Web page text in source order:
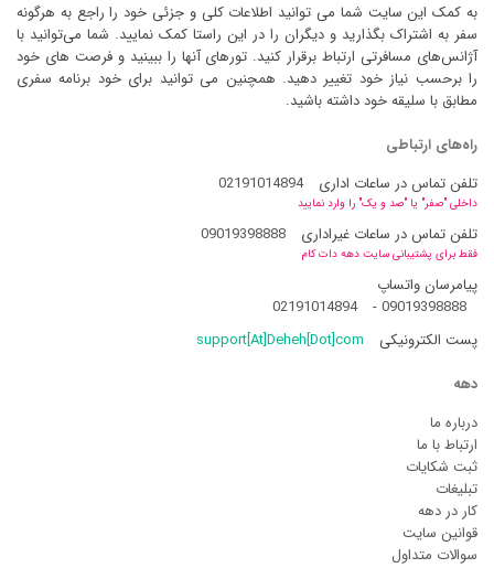
به کمک این سایت شما می توانید اطلاعات کلی و جزئی خود را راجع به هرگونه
سفر به اشتراک بگذارید و دیگران را در این راستا کمک نمایید. شما می‌توانید با
آژانس‌های مسافرتی ارتباط برقرار کنید. تورهای آنها را ببینید و فرصت های خود
را برحسب نیاز خود تغییر دهید. همچنین می توانید برای خود برنامه سفری
مطابق با سلیقه خود داشته باشید.
راه‌های ارتباطی
تلفن تماس در ساعات اداری
02191014894
داخلی "صفر" یا "صد و یک" را وارد نمایید
تلفن تماس در ساعات غیراداری 09019398888
فقط برای پشتیبانی سایت دهه دات کام
پیامرسان واتساپ
09019398888
-
02191014894
پست الکترونیکی
support[At]Deheh[Dot]com
دهه
درباره ما
ارتباط با ما
ثبت شکایات
تبلیغات
کار در دهه
قوانین سایت
سوالات متداول